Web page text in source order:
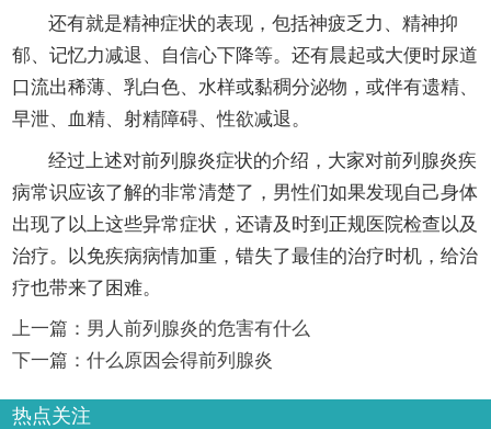
还有就是精神症状的表现，包括神疲乏力、精神抑
郁、记忆力减退、自信心下降等。还有晨起或大便时尿道
口流出稀薄、乳白色、水样或黏稠分泌物，或伴有遗精、
早泄、血精、射精障碍、性欲减退。
经过上述对前列腺炎症状的介绍，大家对前列腺炎疾
病常识应该了解的非常清楚了，男性们如果发现自己身体
出现了以上这些异常症状，还请及时到正规医院检查以及
治疗。以免疾病病情加重，错失了最佳的治疗时机，给治
疗也带来了困难。
上一篇： 男人前列腺炎的危害有什么
下一篇： 什么原因会得前列腺炎
热点关注